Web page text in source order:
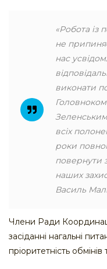
«Робота із
не
нас
виконати
всіх
роки
повернути
наших
Василь
Члени Ради
засіданні нагальні
пріоритетність